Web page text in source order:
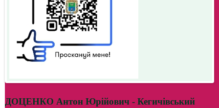
ДОЦЕНКО Антон Юрійович - Кегичівський